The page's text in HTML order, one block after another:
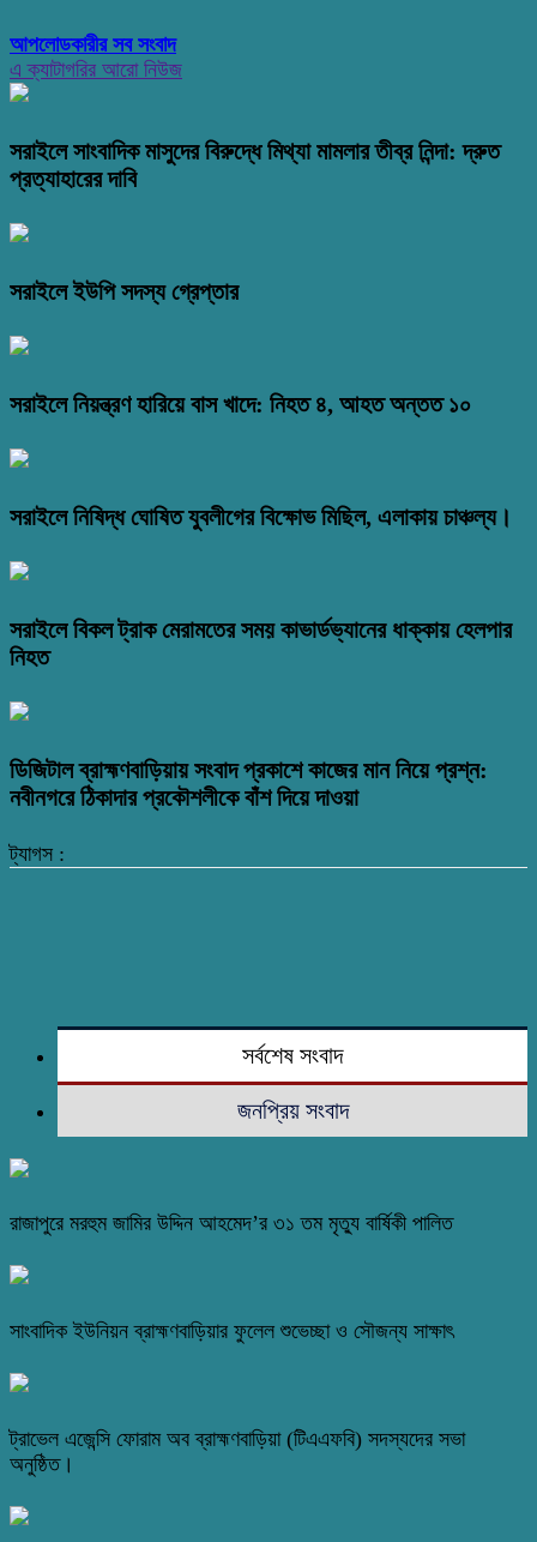
আপলোডকারীর সব সংবাদ
এ ক্যাটাগরির আরো নিউজ
সরাইলে সাংবাদিক মাসুদের বিরুদ্ধে মিথ্যা মামলার তীব্র নিন্দা: দ্রুত
প্রত্যাহারের দাবি
সরাইলে ইউপি সদস্য গ্রেপ্তার
সরাইলে নিয়ন্ত্রণ হারিয়ে বাস খাদে: নিহত ৪, আহত অন্তত ১০
সরাইলে নিষিদ্ধ ঘোষিত যুবলীগের বিক্ষোভ মিছিল, এলাকায় চাঞ্চল্য।
সরাইলে বিকল ট্রাক মেরামতের সময় কাভার্ডভ্যানের ধাক্কায় হেলপার
নিহত
ডিজিটাল ব্রাহ্মণবাড়িয়ায় সংবাদ প্রকাশে কাজের মান নিয়ে প্রশ্ন:
নবীনগরে ঠিকাদার প্রকৌশলীকে বাঁশ দিয়ে দাওয়া
ট্যাগস :
সর্বশেষ সংবাদ
জনপ্রিয় সংবাদ
রাজাপুরে মরহুম জামির উদ্দিন আহমেদ’র ৩১ তম মৃত্যু বার্ষিকী পালিত
সাংবাদিক ইউনিয়ন ব্রাহ্মণবাড়িয়ার ফুলেল শুভেচ্ছা ও সৌজন্য সাক্ষাৎ
ট্রাভেল এজেন্সি ফোরাম অব ব্রাহ্মণবাড়িয়া (টিএএফবি) সদস্যদের সভা
অনুষ্ঠিত।